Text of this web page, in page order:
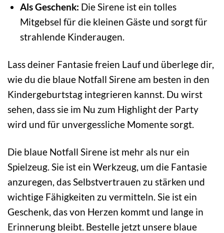
Als Geschenk: Die Sirene ist ein tolles
Mitgebsel für die kleinen Gäste und sorgt für
strahlende Kinderaugen.
Lass deiner Fantasie freien Lauf und überlege dir,
wie du die blaue Notfall Sirene am besten in den
Kindergeburtstag integrieren kannst. Du wirst
sehen, dass sie im Nu zum Highlight der Party
wird und für unvergessliche Momente sorgt.
Die blaue Notfall Sirene ist mehr als nur ein
Spielzeug. Sie ist ein Werkzeug, um die Fantasie
anzuregen, das Selbstvertrauen zu stärken und
wichtige Fähigkeiten zu vermitteln. Sie ist ein
Geschenk, das von Herzen kommt und lange in
Erinnerung bleibt. Bestelle jetzt unsere blaue